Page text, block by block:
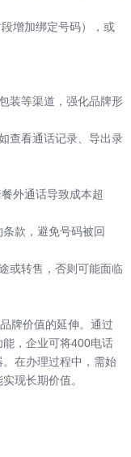
增加绑定号码），或
装等渠道，强化品牌形
查看通话记录、导出录
外通话导致成本超
款，避免号码被回
或转售，否则可能面临
牌价值的延伸。通过
，企业可将400电话
在办理过程中，需始
现长期价值。